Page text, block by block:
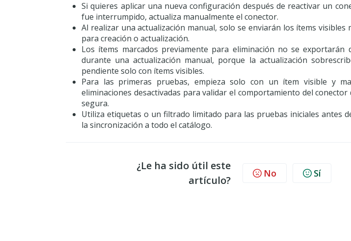
Si quieres aplicar una nueva configuración después de reactivar un
fue interrumpido, actualiza manualmente el conector.
Al realizar una actualización manual, solo se enviarán los ítems visibles
para creación o actualización.
Los ítems marcados previamente para eliminación no se exportarán
durante una actualización manual, porque la actualización
pendiente solo con ítems visibles.
Para las primeras pruebas, empieza solo con un ítem visible y
eliminaciones desactivadas para validar el comportamiento del conector
segura.
Utiliza etiquetas o un filtrado limitado para las pruebas iniciales antes
la sincronización a todo el catálogo.
¿Le ha sido útil este
artículo?
No Sí